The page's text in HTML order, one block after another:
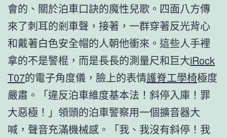
會的、關於泊車口訣的魔性兒歌。四面八方傳
來了刺耳的剎車聲，接著，一群穿著反光背心
和戴著白色安全帽的人朝他衝來。這些人手裡
拿的不是警棍，而是長長的測量尺和巨大iRock
T07的電子角度儀，臉上的表情護脊工學椅極度
嚴肅。「違反泊車維度基本法！斜停入庫！罪
大惡極！」領頭的泊車警察用一個擴音器大
喊，聲音充滿機械感。「我、我沒有斜停！我